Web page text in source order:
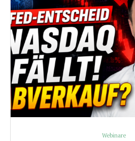
Webinare